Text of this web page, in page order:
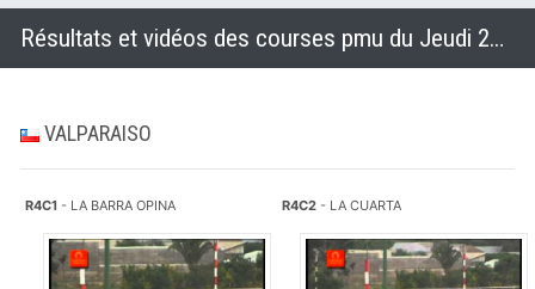
Résultats et vidéos des courses pmu du Jeudi 23 octobre 2014
VALPARAISO
R4C1 - LA BARRA OPINA R4C2 - LA CUARTA